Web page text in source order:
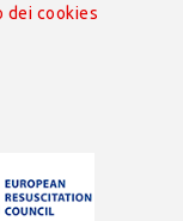
dei cookies